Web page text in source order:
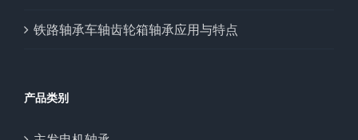
铁路轴承车轴齿轮箱轴承应用与特点
产品类别